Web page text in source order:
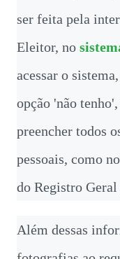
ser feita pela
Eleitor, no
acessar o
opção 'não
preencher todos
pessoais, como
do Registro
Além dessas